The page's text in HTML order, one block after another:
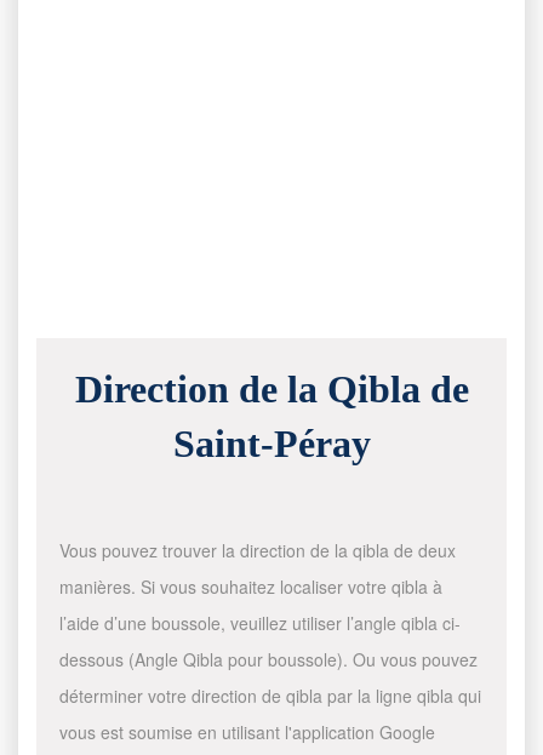
Direction de la Qibla de
Saint-Péray
Vous pouvez trouver la direction de la qibla de deux
manières. Si vous souhaitez localiser votre qibla à
l’aide d’une boussole, veuillez utiliser l’angle qibla ci-
dessous (Angle Qibla pour boussole). Ou vous pouvez
déterminer votre direction de qibla par la ligne qibla qui
vous est soumise en utilisant l'application Google